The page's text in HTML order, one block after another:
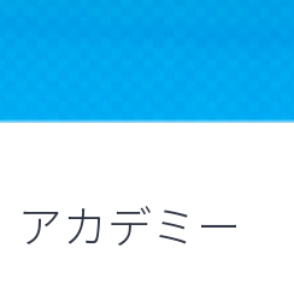
アカデミー